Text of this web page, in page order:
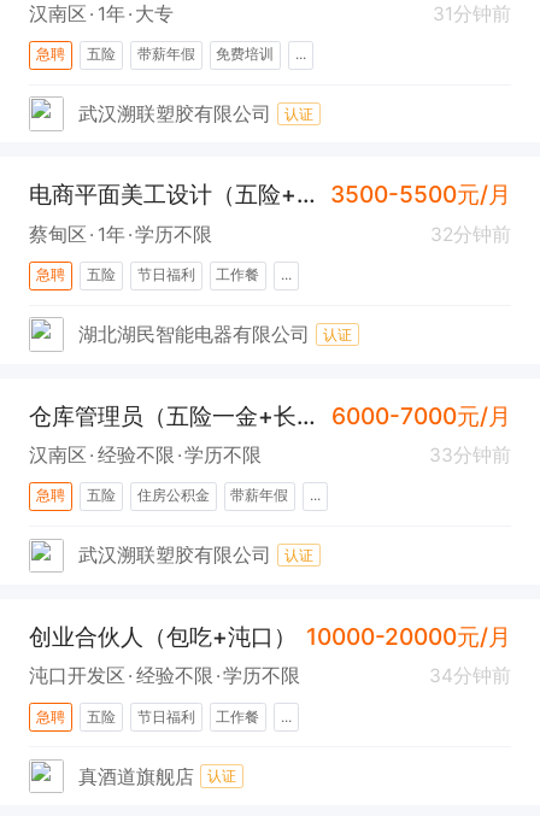
汉南区 1年 大专 31分钟前
急聘 五险 带薪年假 免费培训 ...
武汉溯联塑胶有限公司 认证
电商平面美工设计（五险+包吃+奓山） 3500-5500元/月
蔡甸区 1年 学历不限 32分钟前
急聘 五险 节日福利 工作餐 ...
湖北湖民智能电器有限公司 认证
仓库管理员（五险一金+长白班+汉南） 6000-7000元/月
汉南区 经验不限 学历不限 33分钟前
急聘 五险 住房公积金 带薪年假 ...
武汉溯联塑胶有限公司 认证
创业合伙人（包吃+沌口） 10000-20000元/月
沌口开发区 经验不限 学历不限 34分钟前
急聘 五险 节日福利 工作餐 ...
真酒道旗舰店 认证